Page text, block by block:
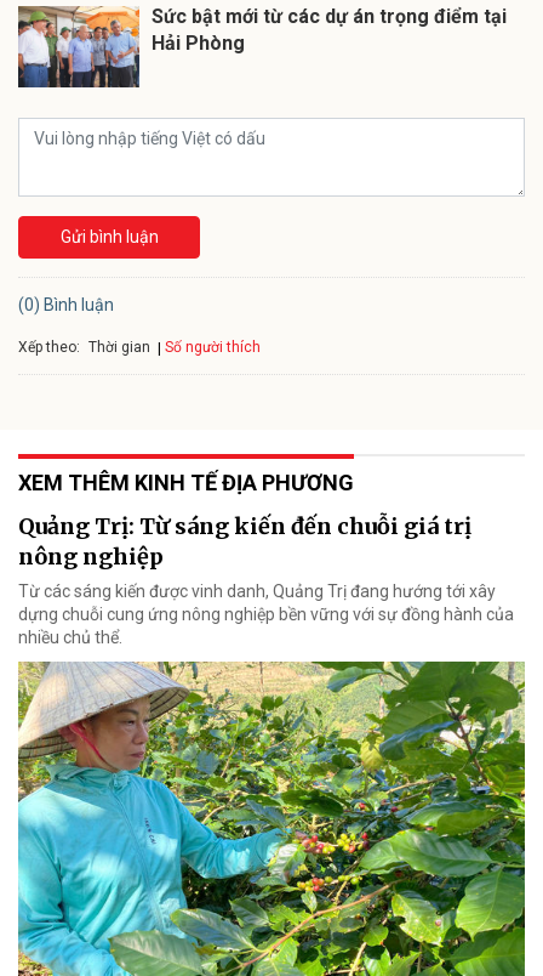
Sức bật mới từ các dự án trọng điểm tại
Hải Phòng
Gửi bình luận
(0) Bình luận
Xếp theo: Thời gian Số người thích
XEM THÊM KINH TẾ ĐỊA PHƯƠNG
Quảng Trị: Từ sáng kiến đến chuỗi giá trị
nông nghiệp
Từ các sáng kiến được vinh danh, Quảng Trị đang hướng tới xây
dựng chuỗi cung ứng nông nghiệp bền vững với sự đồng hành của
nhiều chủ thể.